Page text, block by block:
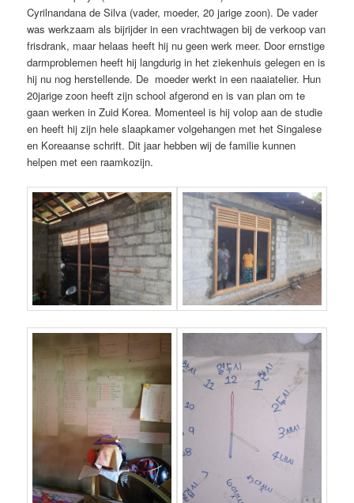
Cyrilnandana de Silva (vader, moeder, 20 jarige zoon). De vader
was werkzaam als bijrijder in een vrachtwagen bij de verkoop van
frisdrank, maar helaas heeft hij nu geen werk meer. Door ernstige
darmproblemen heeft hij langdurig in het ziekenhuis gelegen en is
hij nu nog herstellende. De moeder werkt in een naaiatelier. Hun
20jarige zoon heeft zijn school afgerond en is van plan om te
gaan werken in Zuid Korea. Momenteel is hij volop aan de studie
en heeft hij zijn hele slaapkamer volgehangen met het Singalese
en Koreaanse schrift. Dit jaar hebben wij de familie kunnen
helpen met een raamkozijn.